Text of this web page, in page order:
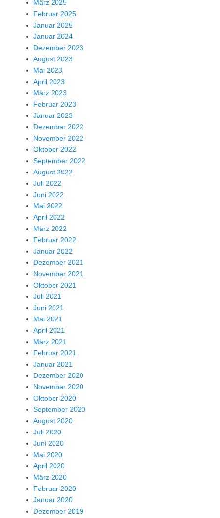
März 2025
Februar 2025
Januar 2025
Januar 2024
Dezember 2023
August 2023
Mai 2023
April 2023
März 2023
Februar 2023
Januar 2023
Dezember 2022
November 2022
Oktober 2022
September 2022
August 2022
Juli 2022
Juni 2022
Mai 2022
April 2022
März 2022
Februar 2022
Januar 2022
Dezember 2021
November 2021
Oktober 2021
Juli 2021
Juni 2021
Mai 2021
April 2021
März 2021
Februar 2021
Januar 2021
Dezember 2020
November 2020
Oktober 2020
September 2020
August 2020
Juli 2020
Juni 2020
Mai 2020
April 2020
März 2020
Februar 2020
Januar 2020
Dezember 2019